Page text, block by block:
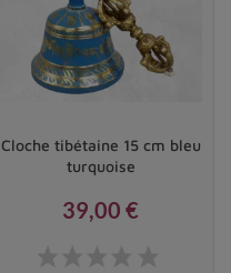
Cloche tibétaine 15 cm bleu
turquoise
39,00 €